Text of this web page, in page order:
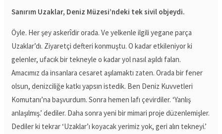
Sanırım Uzaklar, Deniz Müzesi’ndeki tek sivil objeydi.
Öyle. Her şey askerîdir orada. Ve yelkenle ilgili yegane parça
Uzaklar’dı. Ziyaretçi defteri konmuştu. O kadar etkileniyor ki
gelenler, ufacık bir tekneyle o kadar yol nasıl aşıldı falan.
Amacımız da insanlara cesaret aşılamaktı zaten. Orada bir fener
olsun, denizciliğe katkı yapsın istedik. Ben Deniz Kuvvetleri
Komutanı’na başvurdum. Sonra hemen lafı çevirdiler. ‘Yanlış
anlaşılmış.’ dediler. Daha sonra yeni bir mimari proje düzenlemişler.
Dediler ki tekrar ‘Uzaklar’ı koyacak yerimiz yok, geri alın tekneyi.’